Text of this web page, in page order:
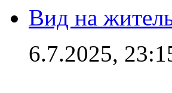
Вид на
6.7.2025,